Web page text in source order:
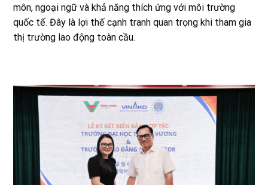
môn, ngoại ngữ và khả năng thích ứng với môi trường
quốc tế. Đây là lợi thế cạnh tranh quan trọng khi tham gia
thị trường lao động toàn cầu.